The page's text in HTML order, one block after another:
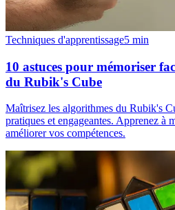
Techniques d'apprentissage5 min
10 astuces pour mémoriser
du Rubik's Cube
Maîtrisez les algorithmes du Rubik's
pratiques et engageantes. Apprenez à
améliorer vos compétences.